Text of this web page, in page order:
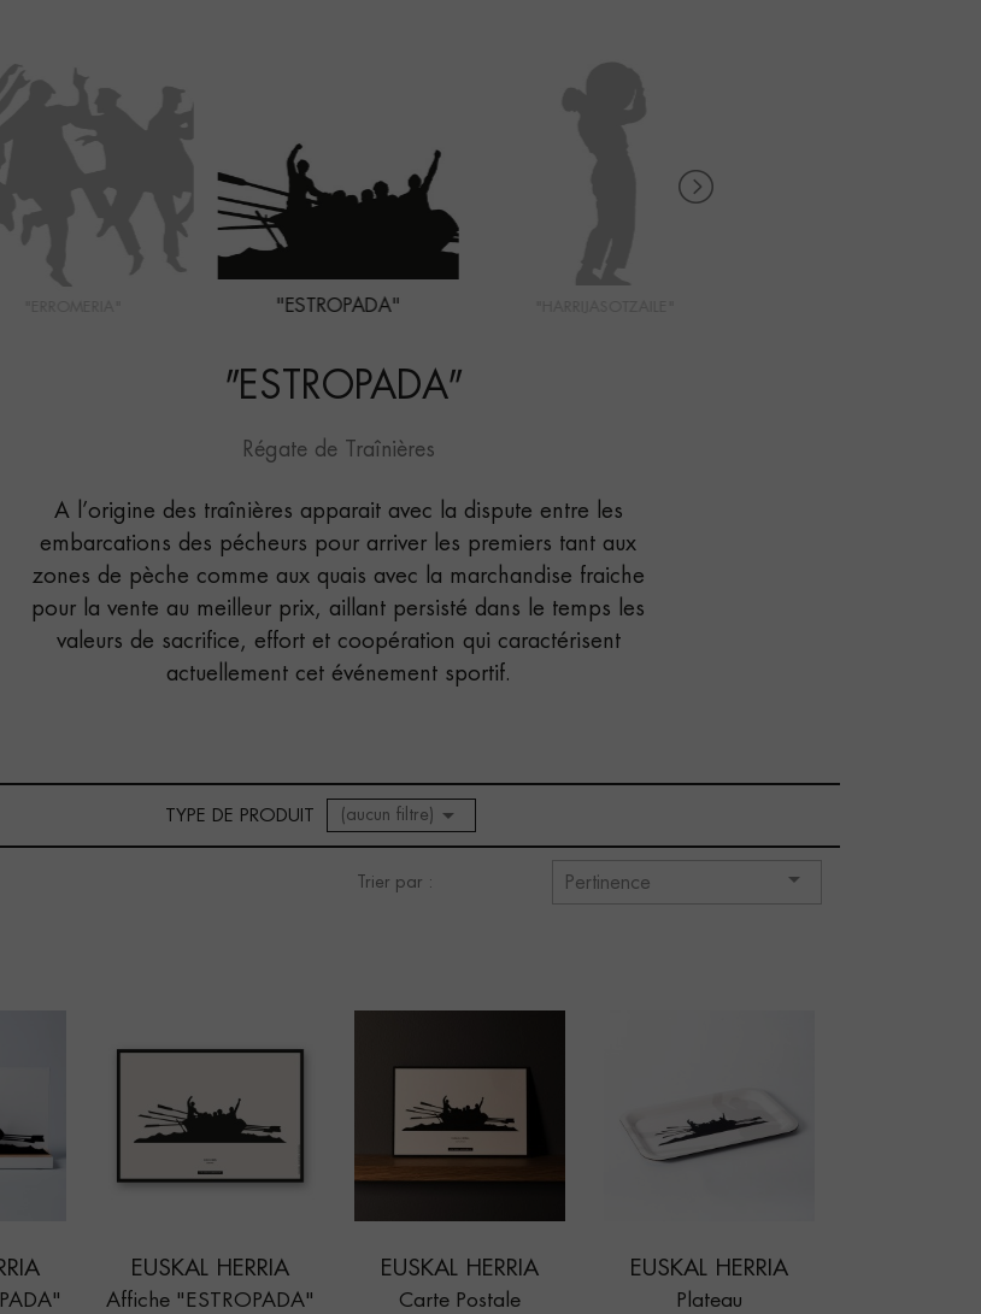
"ESTROPADA"
"ESTROPADA"
Régate de Traînières
A l’origine des traînières apparait avec la dispute entre les
embarcations des pécheurs pour arriver les premiers tant aux
zones de pèche comme aux quais avec la marchandise fraiche
pour la vente au meilleur prix, aillant persisté dans le temps les
valeurs de sacrifice, effort et coopération qui caractérisent
actuellement cet événement sportif.
TYPE DE PRODUIT (aucun filtre) 
Trier par : Pertinence 
EUSKAL HERRIA
Affiche "ESTROPADA"
EUSKAL HERRIA
Carte Postale
EUSKAL HERRIA
Plateau